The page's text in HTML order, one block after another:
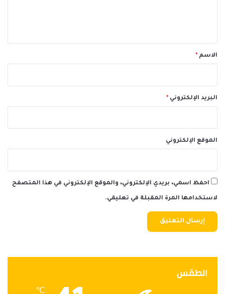
*الاسم *
البريد الإلكتروني *
الموقع الإلكتروني
احفظ اسمي، بريدي الإلكتروني، والموقع الإلكتروني في هذا المتصفح
لاستخدامها المرة المقبلة في تعليقي.
الطقس
℃